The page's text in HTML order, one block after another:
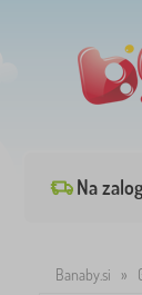
Na
Banaby.si »